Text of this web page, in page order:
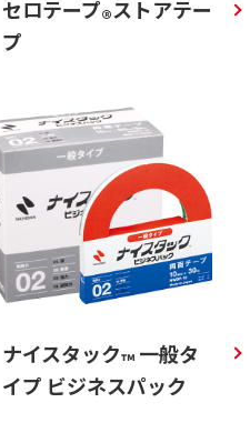
セロテープ®ストアテー
プ
ナイスタック™一般タ
イプ ビジネスパック